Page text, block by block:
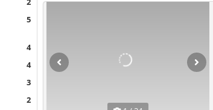
5
4
4
3
2